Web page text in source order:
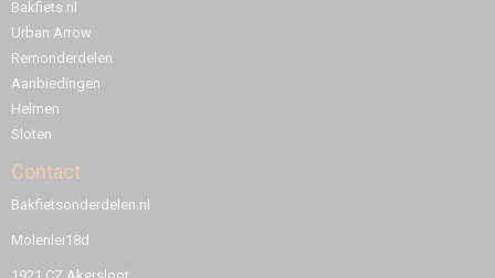
Bakfiets.nl
Urban Arrow
Remonderdelen
Aanbiedingen
Helmen
Sloten
Contact
Bakfietsonderdelen.nl
Molenlei18d